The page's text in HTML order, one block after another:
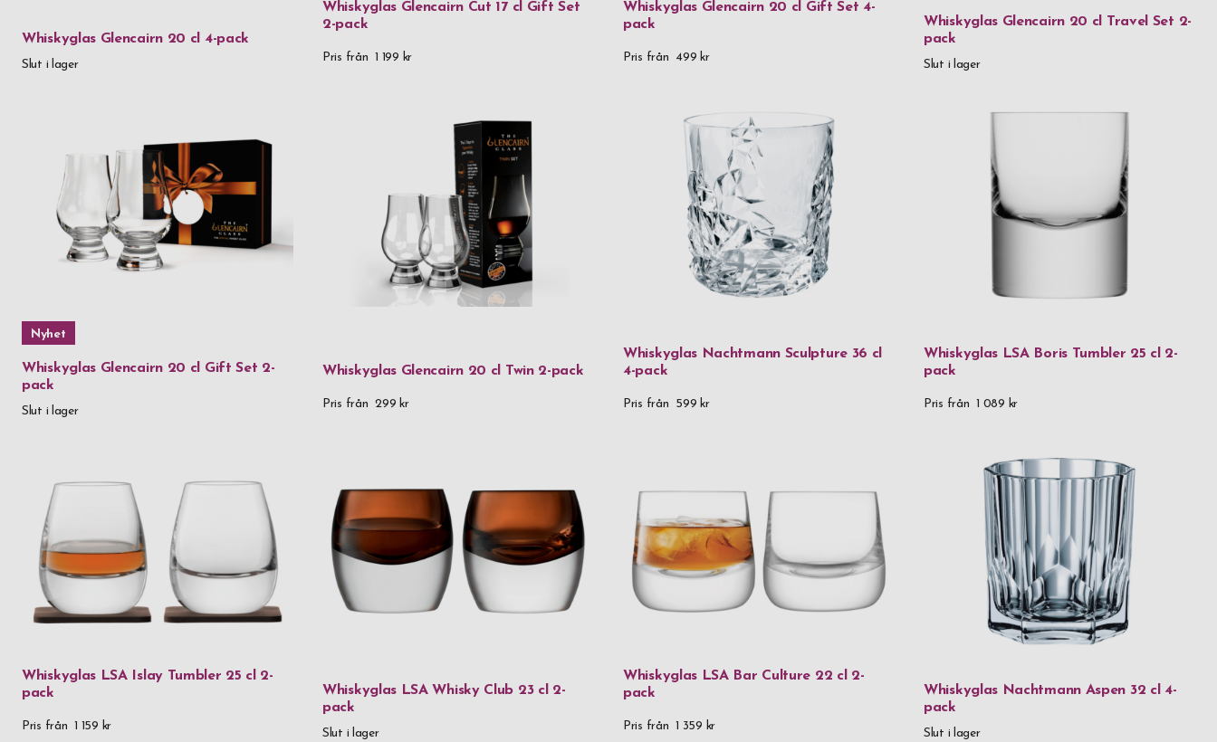
Whiskyglas Glencairn 20 cl 4-pack
Slut i lager
Whiskyglas Glencairn Cut 17 cl Gift Set
2-pack
Pris från 1 199 kr
Whiskyglas Glencairn 20 cl Gift Set 4-
pack
Pris från 499 kr
Whiskyglas Glencairn 20 cl Travel Set 2-
pack
Slut i lager
Nyhet
Whiskyglas Glencairn 20 cl Gift Set 2-
pack
Slut i lager
Whiskyglas Glencairn 20 cl Twin 2-pack
Pris från 299 kr
Whiskyglas Nachtmann Sculpture 36 cl
4-pack
Pris från 599 kr
Whiskyglas LSA Boris Tumbler 25 cl 2-
pack
Pris från 1 089 kr
Whiskyglas LSA Islay Tumbler 25 cl 2-
pack
Pris från 1 159 kr
Whiskyglas LSA Whisky Club 23 cl 2-
pack
Slut i lager
Whiskyglas LSA Bar Culture 22 cl 2-
pack
Pris från 1 359 kr
Whiskyglas Nachtmann Aspen 32 cl 4-
pack
Slut i lager